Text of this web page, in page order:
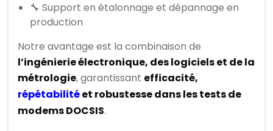
🔧 Support en étalonnage et dépannage en
production
Notre avantage est la combinaison de
l’ingénierie électronique, des logiciels et de la
métrologie, garantissant efficacité,
répétabilitéet robustesse dans les tests de
modems DOCSIS.